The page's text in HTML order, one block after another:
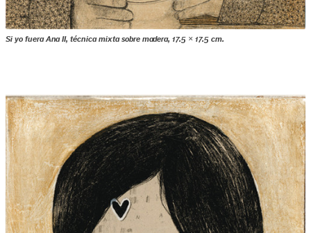
Si yo fuera Ana II, técnica mixta sobre madera, 17.5 × 17.5 cm.